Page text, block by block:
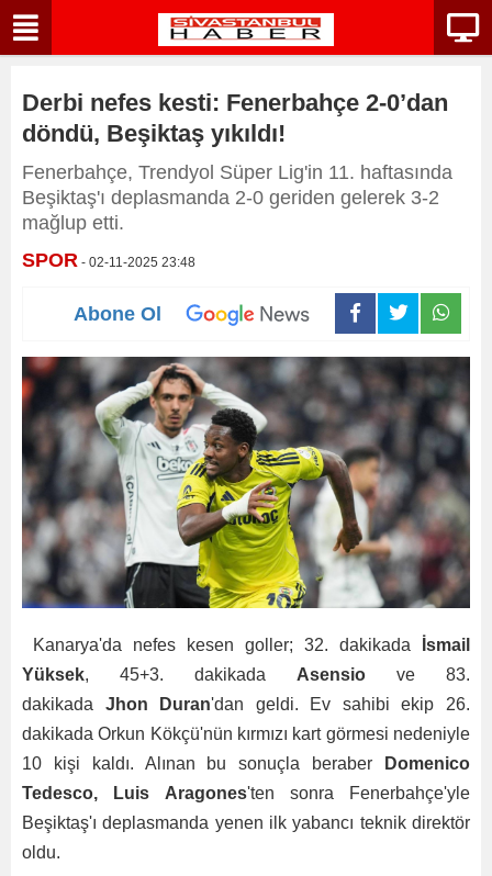
Derbi nefes kesti: Fenerbahçe 2-0’dan
döndü, Beşiktaş yıkıldı!
Fenerbahçe, Trendyol Süper Lig'in 11. haftasında
Beşiktaş'ı deplasmanda 2-0 geriden gelerek 3-2
mağlup etti.
SPOR - 02-11-2025 23:48
Abone Ol
Kanarya'da nefes kesen goller; 32. dakikada
İsmail
Yüksek, 45+3. dakikada Asensio ve 83.
dakikada Jhon Duran'dan geldi. Ev sahibi ekip 26.
dakikada Orkun Kökçü'nün kırmızı kart görmesi nedeniyle
10 kişi kaldı. Alınan bu sonuçla beraber
Domenico
Tedesco,
Luis Aragones'ten sonra Fenerbahçe'yle
Beşiktaş'ı deplasmanda yenen ilk yabancı teknik direktör
oldu.